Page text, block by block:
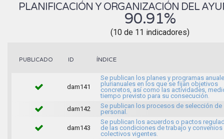
PLANIFICACIÓN Y ORGANIZACIÓN DEL
90.91%
(10 de 11 indicadores)
PUBLICADO ID ÍNDICE
dam141
Se publican los planes y programas
plurianuales en los que se fijan objetivos
concretos, así como las actividades,
tiempo previsto para su consecución.
dam142
Se publican los procesos de selección de
personal.
dam143
Se publican los acuerdos o pactos
de las condiciones de trabajo y convenios
colectivos vigentes.